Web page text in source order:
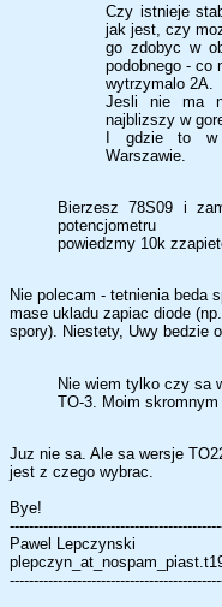
Czy istnieje
jak jest, czy
go zdobyc w
podobnego - co
wytrzymalo 2A.
Jesli nie ma
najblizszy w
I gdzie to w
Warszawie.
Bierzesz 78S09 i
potencjometru
powiedzmy 10k
Nie polecam - tetnienia beda
mase ukladu zapiac diode
spory). Niestety, Uwy bedzie
Nie wiem tylko czy sa
TO-3. Moim
Juz nie sa. Ale sa wersje
jest z czego wybrac.
Bye!
Pawel Lepczynski